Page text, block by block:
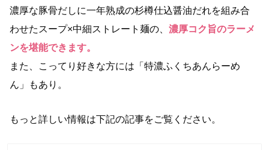
濃厚な豚骨だしに一年熟成の杉樽仕込醤油だれを組み合
わせたスープ×中細ストレート麺の、濃厚コク旨のラーメ
ンを堪能できます。
また、こってり好きな方には「特濃ふくちあんらーめ
ん」もあり。
もっと詳しい情報は下記の記事をご覧ください。